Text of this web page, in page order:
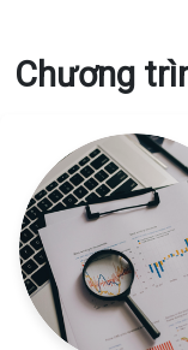
Chương